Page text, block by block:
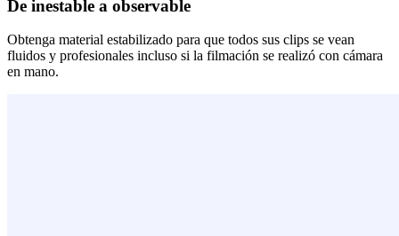
De inestable a observable
Obtenga material estabilizado para que todos sus clips se vean
fluidos y profesionales incluso si la filmación se realizó con cámara
en mano.